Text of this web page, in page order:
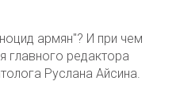
армян"? И при чем
главного редактора
Руслана Айсина.